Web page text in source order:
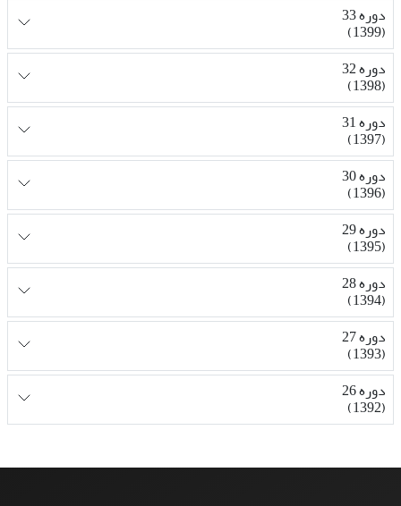
دوره 33
(1399)
دوره 32
(1398)
دوره 31
(1397)
دوره 30
(1396)
دوره 29
(1395)
دوره 28
(1394)
دوره 27
(1393)
دوره 26
(1392)